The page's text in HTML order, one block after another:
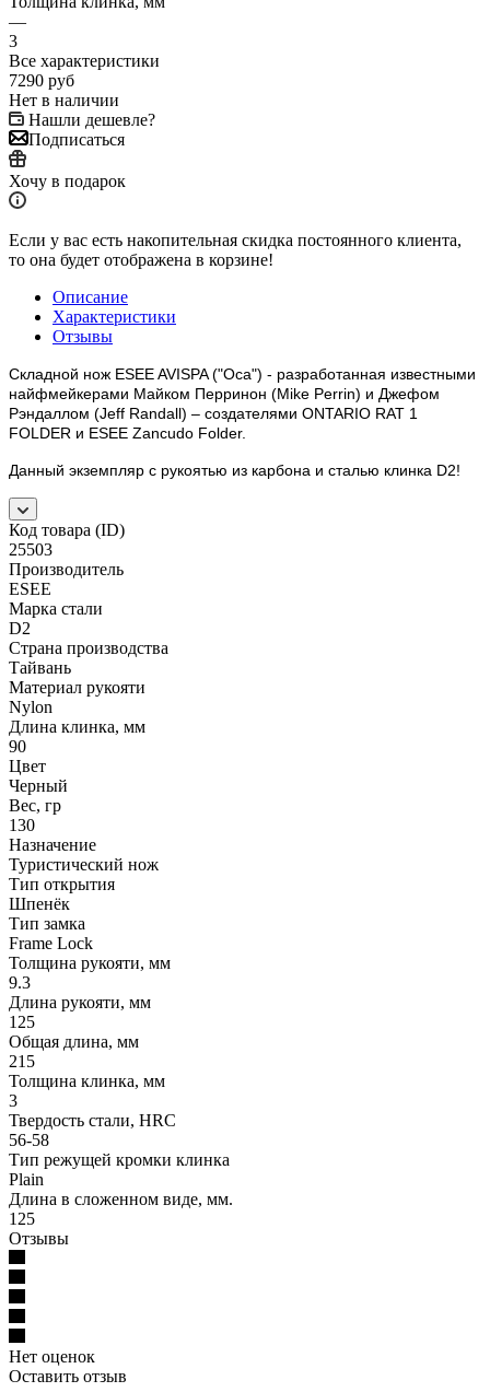
—
3
Все характеристики
7290 руб
Нет в наличии
Нашли дешевле?
Подписаться
Хочу в подарок
Если у вас есть накопительная скидка постоянного клиента,
то она будет отображена в корзине!
Описание
Характеристики
Отзывы
Складной нож ESEE AVISPA ("Оса") - разработанная известными
найфмейкерами Майком Перринон (Mike Perrin) и Джефом
Рэндаллом (Jeff Randall) – создателями ONTARIO RAT 1
FOLDER и ESEE Zancudo Folder.
Данный экземпляр с рукоятью из карбона и сталью клинка D2!
Код товара (ID)
25503
Производитель
ESEE
Марка стали
D2
Страна производства
Тайвань
Материал рукояти
Nylon
Длина клинка, мм
90
Цвет
Черный
Вес, гр
130
Назначение
Туристический нож
Тип открытия
Шпенёк
Тип замка
Frame Lock
Толщина рукояти, мм
9.3
Длина рукояти, мм
125
Общая длина, мм
215
Толщина клинка, мм
3
Твердость стали, HRC
56-58
Тип режущей кромки клинка
Plain
Длина в сложенном виде, мм.
125
Отзывы
Нет оценок
Оставить отзыв